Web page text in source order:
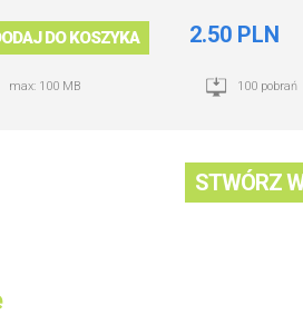
DO KOSZYKA
max: 100 MB
2.50 PLN
100 pobrań
STWÓRZ